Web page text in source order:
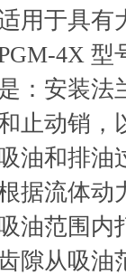
用于具有
4X 型
：安装法
止动销，
油和排油
据流体动
油范围内
隙从吸油